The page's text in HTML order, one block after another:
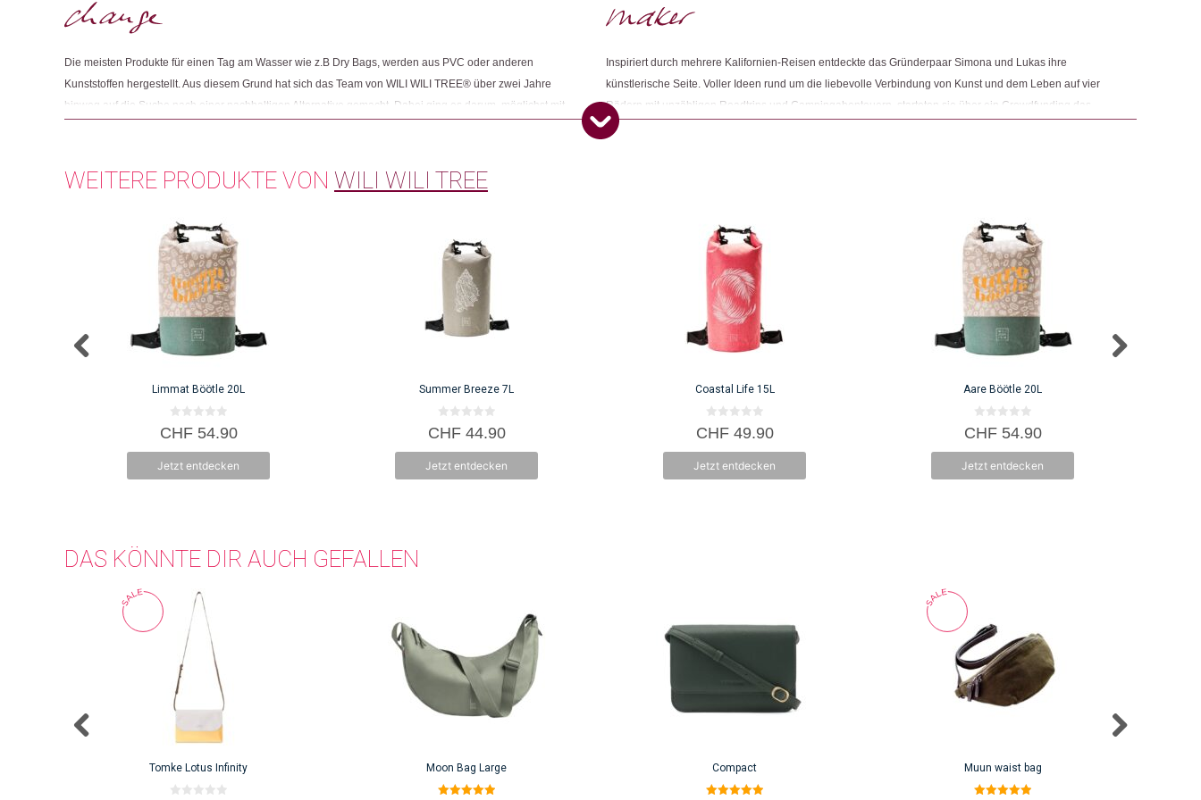
Die meisten Produkte für einen Tag am Wasser wie z.B Dry Bags, werden aus PVC oder anderen
Kunststoffen hergestellt. Aus diesem Grund hat sich das Team von WILI WILI TREE® über zwei Jahre
hinweg auf die Suche nach einer nachhaltigen Alternative gemacht. Dabei ging es darum, möglichst mit
Nachhaltigkeit muss zukünftig zu einem Standard werden.
Inspiriert durch mehrere Kalifornien-Reisen entdeckte das Gründerpaar Simona und Lukas ihre
künstlerische Seite. Voller Ideen rund um die liebevolle Verbindung von Kunst und dem Leben auf vier
Rädern mit unzähligen Roadtrips und Campingabenteuern, starteten sie über ein Crowdfunding das
heutige Unternehmen Swiss Wood Maps. Dabei geht es darum, die erlebten Erinnerungen und
WEITERE PRODUKTE VON WILI WILI TREE
Limmat Böötle 20L
0
v
5
CHF54.90
Jetzt entdecken
Summer Breeze 7L
0
v
5
CHF44.90
Jetzt entdecken
Coastal Life 15L
0
v
5
CHF49.90
Jetzt entdecken
Aare Böötle 20L
0
v
5
CHF54.90
Jetzt entdecken
DAS KÖNNTE DIR AUCH GEFALLEN
Tomke Lotus Infinity Moon Bag Large Compact Muun waist bag